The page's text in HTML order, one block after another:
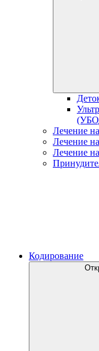
Лечение
Лечение
Лечение
Кодирование